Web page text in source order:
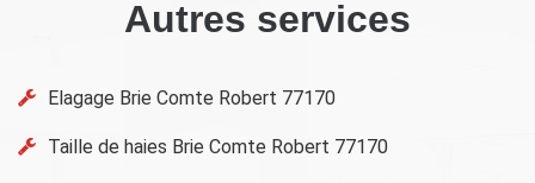
Autres services
Elagage Brie Comte Robert 77170
Taille de haies Brie Comte Robert 77170